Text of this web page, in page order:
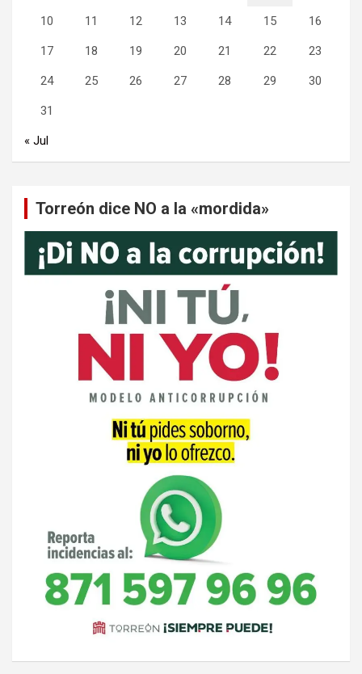
10 11 12 13 14 15 16
17 18 19 20 21 22 23
24 25 26 27 28 29 30
31
« Jul
Torreón dice NO a la «mordida»